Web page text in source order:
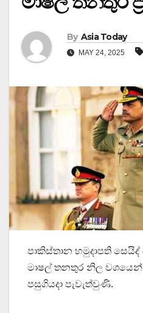
By Asia Today
MAY 24, 2025
පාකිස්තාන හමුදාපති
මාෂල් තනතුර නිල වශයෙන්
පසුගියදා පැවැත්වුණි.